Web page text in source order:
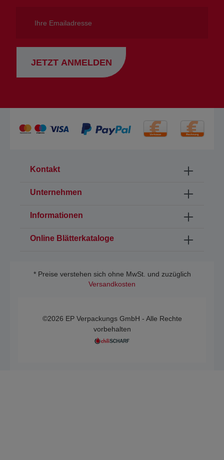
Emailadresse
JETZT ANMELDEN
Kontakt
Unternehmen
Informationen
Online Blätterkataloge
* Preise verstehen sich ohne MwSt. und zuzüglich
Versandkosten
©2026 EP Verpackungs GmbH - Alle Rechte
vorbehalten